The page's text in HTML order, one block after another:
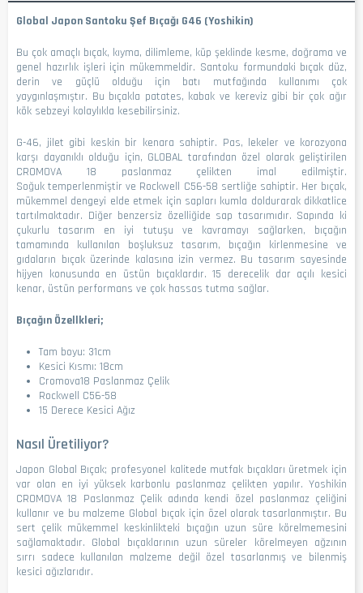
Global Japon Santoku Şef Bıçağı G46 (Yoshikin)
Bu çok amaçlı bıçak, kıyma, dilimleme, küp şeklinde kesme, doğrama ve
genel hazırlık işleri için mükemmeldir. Santoku formundaki bıçak düz,
derin ve güçlü olduğu için batı mutfağında kullanımı çok
yaygınlaşmıştır. Bu bıçakla patates, kabak ve kereviz gibi bir çok ağır
kök sebzeyi kolaylıkla kesebilirsiniz.
G-46, jilet gibi keskin bir kenara sahiptir. Pas, lekeler ve korozyona
karşı dayanıklı olduğu için, GLOBAL tarafından özel olarak geliştirilen
CROMOVA 18 paslanmaz çelikten imal edilmiştir.
Soğuk temperlenmiştir ve Rockwell C56-58 sertliğe sahiptir. Her bıçak,
mükemmel dengeyi elde etmek için sapları kumla doldurarak dikkatlice
tartılmaktadır. Diğer benzersiz özelliğide sap tasarımıdır. Sapında ki
çukurlu tasarım en iyi tutuşu ve kavramayı sağlarken, bıçağın
tamamında kullanılan boşluksuz tasarım, bıçağın kirlenmesine ve
gıdaların bıçak üzerinde kalasına izin vermez. Bu tasarım sayesinde
hijyen konusunda en üstün bıçaklardır. 15 derecelik dar açılı kesici
kenar, üstün performans ve çok hassas tutma sağlar.
Bıçağın Özellkleri;
Tam boyu: 31cm
Kesici Kısmı: 18cm
Cromova18 Paslanmaz Çelik
Rockwell C56-58
15 Derece Kesici Ağız
Nasıl Üretiliyor?
Japon Global Bıçak; profesyonel kalitede mutfak bıçakları üretmek için
var olan en iyi yüksek karbonlu paslanmaz çelikten yapılır. Yoshikin
CROMOVA 18 Paslanmaz Çelik adında kendi özel paslanmaz çeliğini
kullanır ve bu malzeme Global bıçak için özel olarak tasarlanmıştır. Bu
sert çelik mükemmel keskinlikteki bıçağın uzun süre körelmemesini
sağlamaktadır. Global bıçaklarının uzun süreler körelmeyen ağzının
sırrı sadece kullanılan malzeme değil özel tasarlanmış ve bilenmiş
kesici ağızlarıdır.